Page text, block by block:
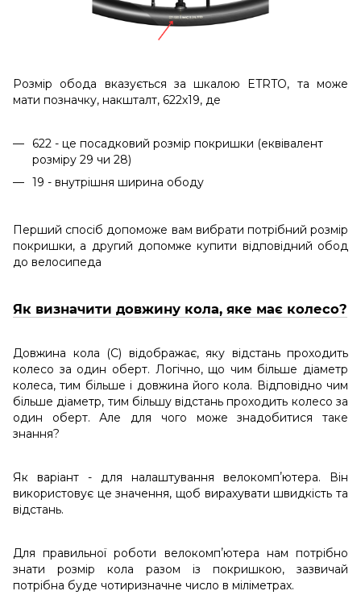
Розмір обода вказується за шкалою ETRTO, та може
мати позначку, накшталт, 622х19, де
622 - це посадковий розмір покришки (еквівалент
розміру 29 чи 28)
19 - внутрішня ширина ободу
Перший спосіб допоможе вам вибрати потрібний розмір
покришки, а другий допомже купити відповідний обод
до велосипеда
Як визначити довжину кола, яке має колесо?
Довжина кола (С) відображає, яку відстань проходить
колесо за один оберт. Логічно, що чим більше діаметр
колеса, тим більше і довжина його кола. Відповідно чим
більше діаметр, тим більшу відстань проходить колесо за
один оберт. Але для чого може знадобитися таке
знання?
Як варіант - для налаштування велокомпʼютера. Він
використовує це значення, щоб вирахувати швидкість та
відстань.
Для правильної роботи велокомпʼютера нам потрібно
знати розмір кола разом із покришкою, зазвичай
потрібна буде чотиризначне число в міліметрах.